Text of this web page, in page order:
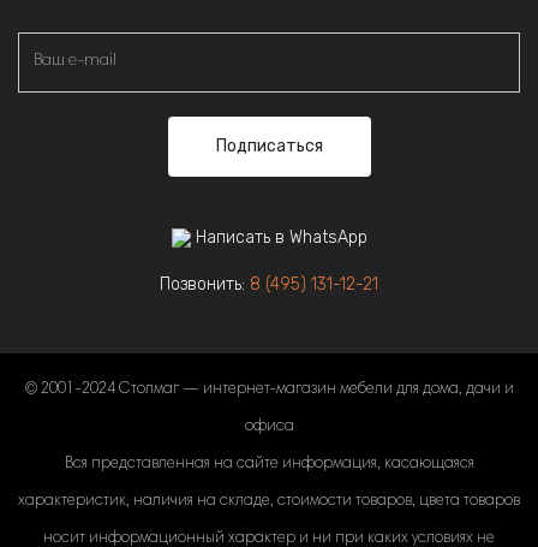
Подписаться
Написать в WhatsApp
Позвонить: 8 (495) 131-12-21
© 2001-2024 Столмаг — интернет-магазин мебели для дома, дачи и
офиса
Вся представленная на сайте информация, касающаяся
характеристик, наличия на складе, стоимости товаров, цвета товаров
носит информационный характер и ни при каких условиях не